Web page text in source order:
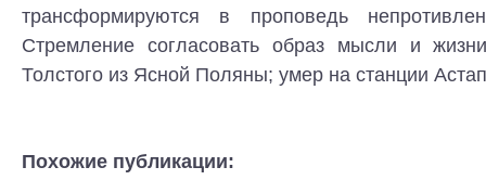
трансформируются в проповедь
Стремление согласовать образ мысли и
Толстого из Ясной Поляны; умер на станции
Похожие публикации: